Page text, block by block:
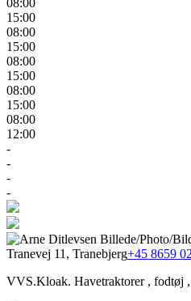
08:00
15:00
08:00
15:00
08:00
15:00
08:00
15:00
08:00
12:00
-
-
-
-
Tranevej 11, Tranebjerg+45 8659
VVS.Kloak. Havetraktorer , fodtøj